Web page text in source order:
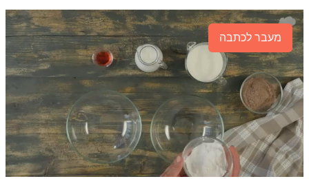
מעבר לכתבה